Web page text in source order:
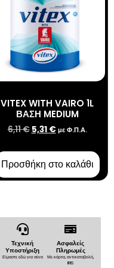
VITEX WITH VAIRO 1L
ΒΑΣΗ MEDIUM
6,11€ 5,31 € με Φ.Π.Α.
Προσθήκη στο καλάθι
Τεχνική
Υποστήριξη
Είμαστε εδώ για σένα
Ασφαλείς
Πληρωμές
Με κάρτα, αντικαταβολή,
IRIS